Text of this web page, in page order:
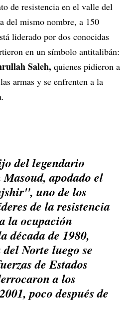
de resistencia en el valle del
del mismo nombre, a 150
liderado por dos conocidas
en un símbolo antitalibán:
Saleh, quienes pidieron a
armas y se enfrenten a la
del legendario
apodado el
uno de los
de la resistencia
la ocupación
década de 1980,
Norte luego se
de Estados
a los
poco después de